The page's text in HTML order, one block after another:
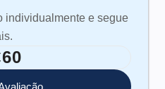
individualmente e segue